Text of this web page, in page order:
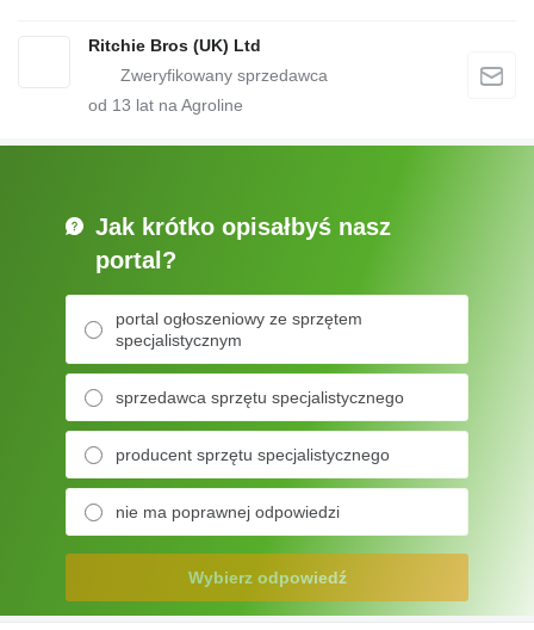
Ritchie Bros (UK) Ltd
od 13 lat na Agroline
Jak krótko opisałbyś nasz
portal?
portal ogłoszeniowy ze sprzętem
specjalistycznym
sprzedawca sprzętu specjalistycznego
producent sprzętu specjalistycznego
nie ma poprawnej odpowiedzi
Wybierz odpowiedź